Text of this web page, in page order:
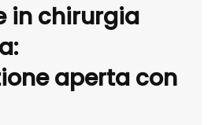
in chirurgia
aperta con